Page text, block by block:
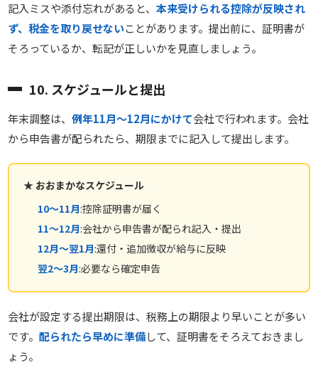
記入ミスや添付忘れがあると、本来受けられる控除が反映され
ず、税金を取り戻せないことがあります。提出前に、証明書が
そろっているか、転記が正しいかを見直しましょう。
10. スケジュールと提出
年末調整は、例年11月〜12月にかけて会社で行われます。会社
から申告書が配られたら、期限までに記入して提出します。
★ おおまかなスケジュール
10〜11月:控除証明書が届く
11〜12月:会社から申告書が配られ記入・提出
12月〜翌1月:還付・追加徴収が給与に反映
翌2〜3月:必要なら確定申告
会社が設定する提出期限は、税務上の期限より早いことが多い
です。配られたら早めに準備して、証明書をそろえておきまし
ょう。